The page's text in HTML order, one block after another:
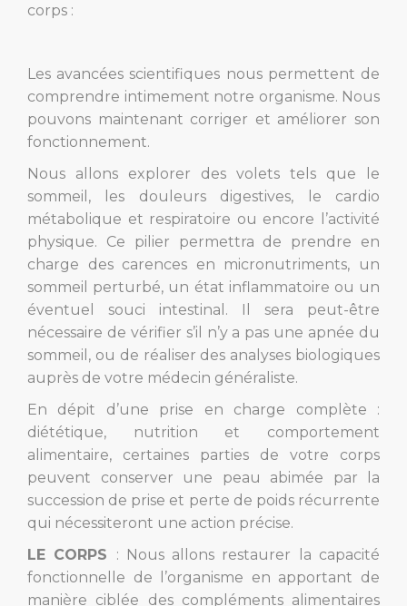
corps :
Les avancées scientifiques nous permettent de
comprendre intimement notre organisme. Nous
pouvons maintenant corriger et améliorer son
fonctionnement.
Nous allons explorer des volets tels que le
sommeil, les douleurs digestives, le cardio
métabolique et respiratoire ou encore l’activité
physique. Ce pilier permettra de prendre en
charge des carences en micronutriments, un
sommeil perturbé, un état inflammatoire ou un
éventuel souci intestinal. Il sera peut-être
nécessaire de vérifier s’il n’y a pas une apnée du
sommeil, ou de réaliser des analyses biologiques
auprès de votre médecin généraliste.
En dépit d’une prise en charge complète :
diététique, nutrition et comportement
alimentaire, certaines parties de votre corps
peuvent conserver une peau abimée par la
succession de prise et perte de poids récurrente
qui nécessiteront une action précise.
LE CORPS : Nous allons restaurer la capacité
fonctionnelle de l’organisme en apportant de
manière ciblée des compléments alimentaires